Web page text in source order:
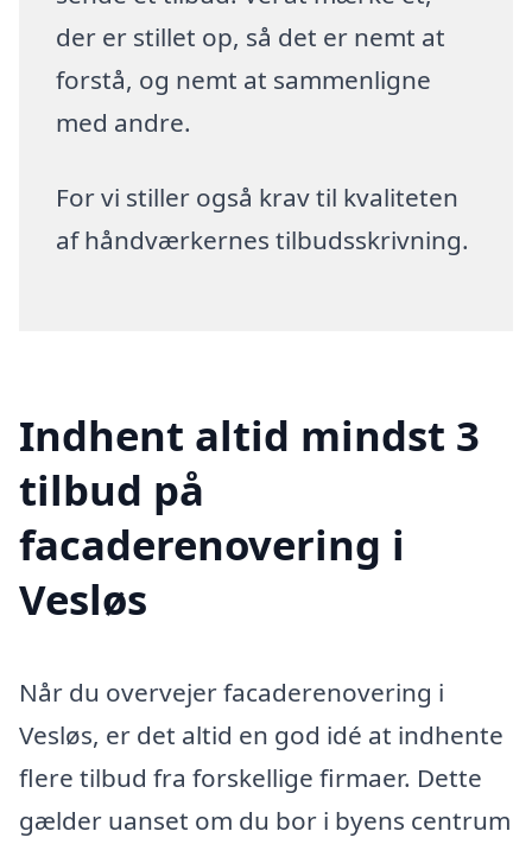
der er stillet op, så det er nemt at
forstå, og nemt at sammenligne
med andre.
For vi stiller også krav til kvaliteten
af håndværkernes tilbudsskrivning.
Indhent altid mindst 3
tilbud på
facaderenovering i
Vesløs
Når du overvejer facaderenovering i
Vesløs, er det altid en god idé at indhente
flere tilbud fra forskellige firmaer. Dette
gælder uanset om du bor i byens centrum